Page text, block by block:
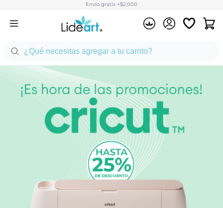
Envío gratis +$2,000